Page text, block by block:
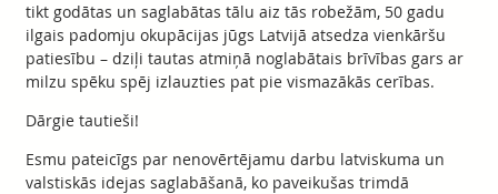
tikt godātas un saglabātas tālu aiz tās robežām, 50 gadu
ilgais padomju okupācijas jūgs Latvijā atsedza vienkāršu
patiesību – dziļi tautas atmiņā noglabātais brīvības gars ar
milzu spēku spēj izlauzties pat pie vismazākās cerības.
Dārgie tautieši!
Esmu pateicīgs par nenovērtējamu darbu latviskuma un
valstiskās idejas saglabāšanā, ko paveikušas trimdā